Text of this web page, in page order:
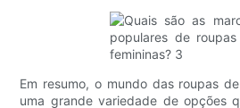
Em resumo, o mundo das roupas
uma grande variedade de opções